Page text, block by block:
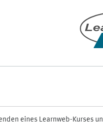
eines Learnweb-Kurses